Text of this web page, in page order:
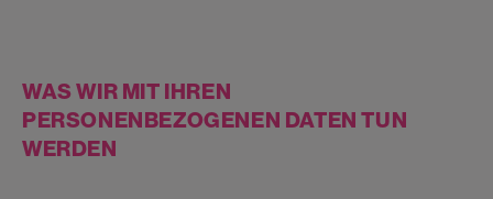
WAS WIR MIT IHREN
PERSONENBEZOGENEN DATEN TUN
WERDEN